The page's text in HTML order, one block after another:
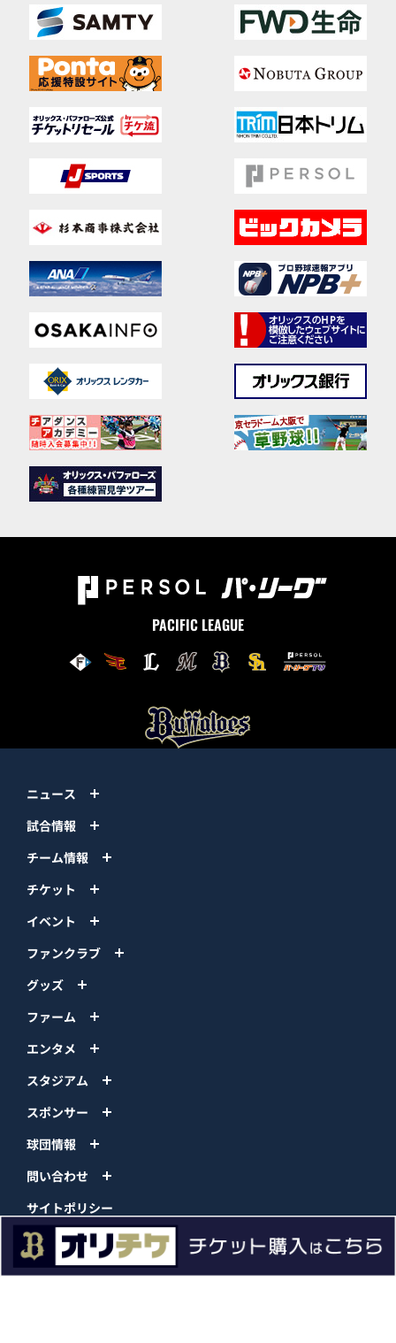
PACIFIC LEAGUE
ニュース
試合情報
チーム情報
チケット
イベント
ファンクラブ
グッズ
ファーム
エンタメ
スタジアム
スポンサー
球団情報
問い合わせ
サイトポリシー
プロパティ規定
プライバシーポリシー